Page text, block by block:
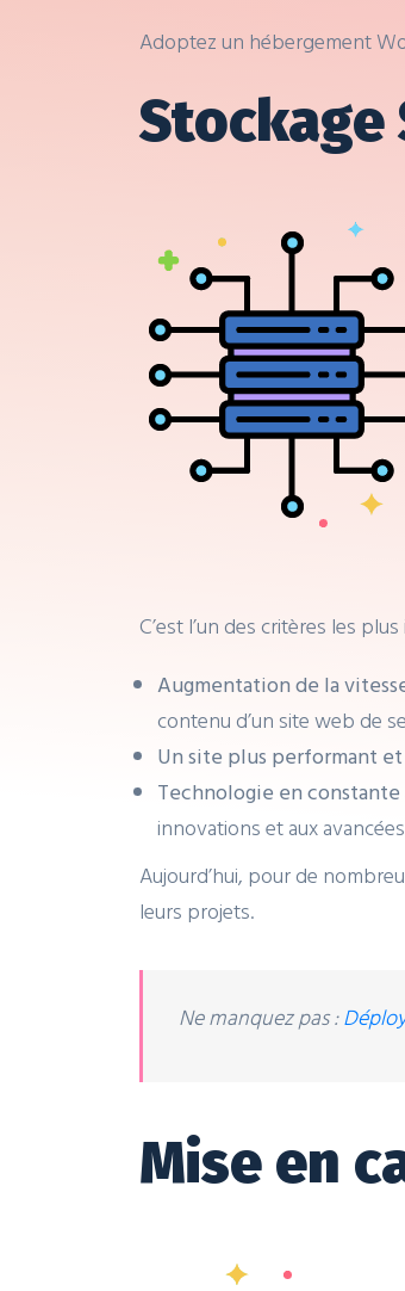
Adoptez un hébergement
Stockage
C’est l’un des critères les
Augmentation de la
contenu d’un site web de
Un site plus performant
Technologie en
innovations et aux
Aujourd’hui, pour de
leurs projets.
Ne manquez pas :
Mise en